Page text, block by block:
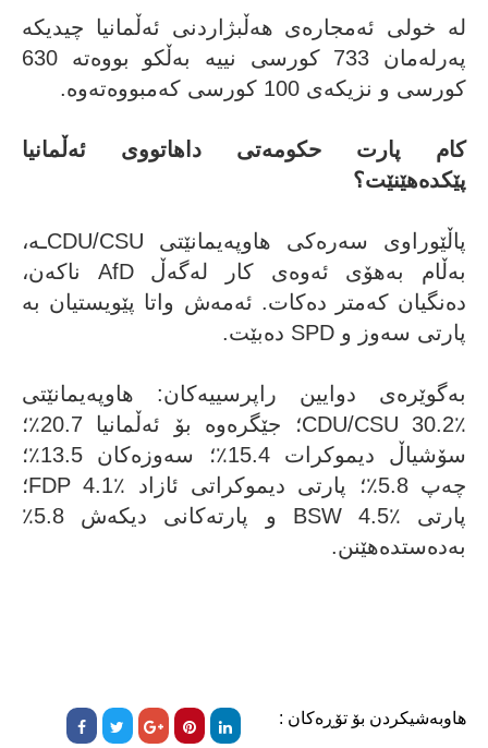
لە خولی ئەمجارەی هەڵبژاردنی ئەڵمانیا چیدیکە
پەرلەمان 733 کورسی نییە بەڵکو بووەتە 630
کورسی و نزیکەی 100 کورسی کەمبووەتەوە.
کام پارت حکومەتی داهاتووی ئەڵمانیا
پێکدەهێنێت؟
پاڵێوراوی سەرەکی هاوپەیمانێتی CDU/CSUـە،
بەڵام بەهۆی ئەوەی کار لەگەڵ AfD ناکەن،
دەنگیان کەمتر دەکات. ئەمەش واتا پێویستیان بە
پارتی سەوز و SPD دەبێت.
بەگوێرەی دوایین راپرسییەکان: هاوپەیمانێتی
CDU/CSU 30.2٪؛ جێگرەوە بۆ ئەڵمانیا 20.7٪؛
سۆشیاڵ دیموکرات 15.4٪؛ سەوزەکان 13.5٪؛
چەپ 5.8٪؛ پارتی دیموکراتی ئازاد FDP 4.1٪؛
پارتی BSW 4.5٪ و پارتەکانی دیکەش 5.8٪
بەدەستدەهێنن.
هاوبەشیکردن بۆ تۆڕەکان :